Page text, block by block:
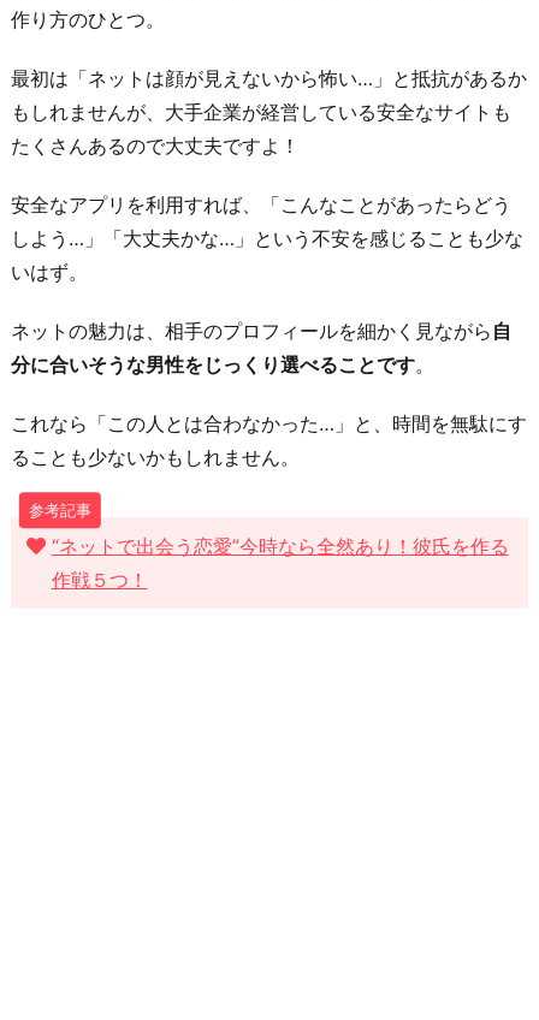
作り方のひとつ。
最初は「ネットは顔が見えないから怖い…」と抵抗があるか
もしれませんが、大手企業が経営している安全なサイトも
たくさんあるので大丈夫ですよ！
安全なアプリを利用すれば、「こんなことがあったらどう
しよう…」「大丈夫かな…」という不安を感じることも少な
いはず。
ネットの魅力は、相手のプロフィールを細かく見ながら 自
分に合いそうな男性をじっくり選べることです。
これなら「この人とは合わなかった…」と、時間を無駄にす
ることも少ないかもしれません。
“ネットで出会う恋愛”今時なら全然あり！彼氏を作る
作戦５つ！